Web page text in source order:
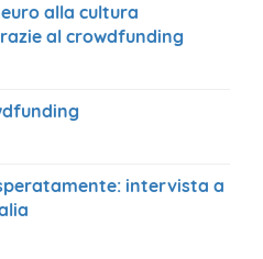
alla cultura
al crowdfunding
intervista a